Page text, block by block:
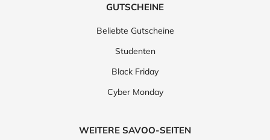
GUTSCHEINE
Beliebte Gutscheine
Studenten
Black Friday
Cyber Monday
WEITERE SAVOO-SEITEN